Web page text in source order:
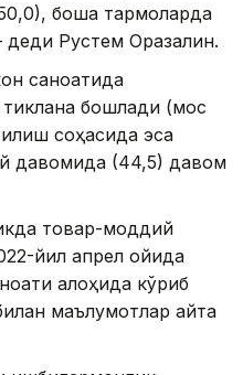
бошқа тармоқларда
Рустем Оразалин.
саноатида
бошлади (мос
соҳасида эса
давомида (44,5) давом
товар-моддий
йил апрел ойида
алоҳида кўриб
маълумотлар қайта